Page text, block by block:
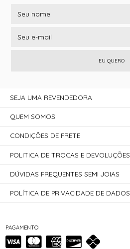
EU QUERO
PAGAMENTO
SEJA UMA REVENDEDORA
QUEM SOMOS
CONDIÇÕES DE FRETE
POLITICA DE TROCAS E DEVOLUÇÕES
DÚVIDAS FREQUENTES SEMI JOIAS
POLÍTICA DE PRIVACIDADE DE DADOS